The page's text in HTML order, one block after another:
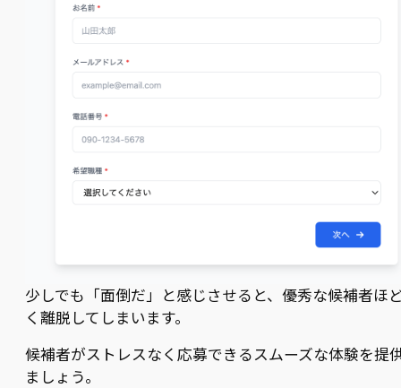
少しでも「面倒だ」と感じさせると、優秀な候補者ほ
く離脱してしまいます。
候補者がストレスなく応募できるスムーズな体験を提
ましょう。